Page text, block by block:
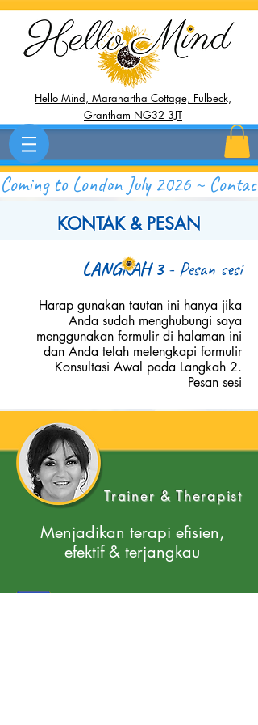
Hello Mind, Maranartha Cottage, Fulbeck,
Grantham NG32 3JT
Coming to London July 2026 ~
KONTAK & PESAN
LANGKAH 3- Pesan sesi
Harap gunakan tautan ini hanya jika
Anda sudah menghubungi saya
menggunakan formulir di halaman ini
dan Anda telah melengkapi formulir
Konsultasi Awal pada Langkah 2.
Pesan sesi
Trainer & Therapist
Menjadikan terapi efisien,
efektif & terjangkau